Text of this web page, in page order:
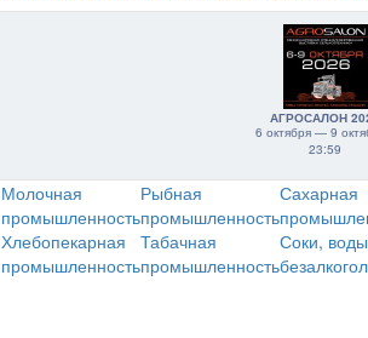
АГРОСАЛОН
6 октября — 9
23:59
Молочная
промышленность
Рыбная
промышленность
Сахарная
Хлебопекарная
промышленность
Табачная
промышленность
Соки,